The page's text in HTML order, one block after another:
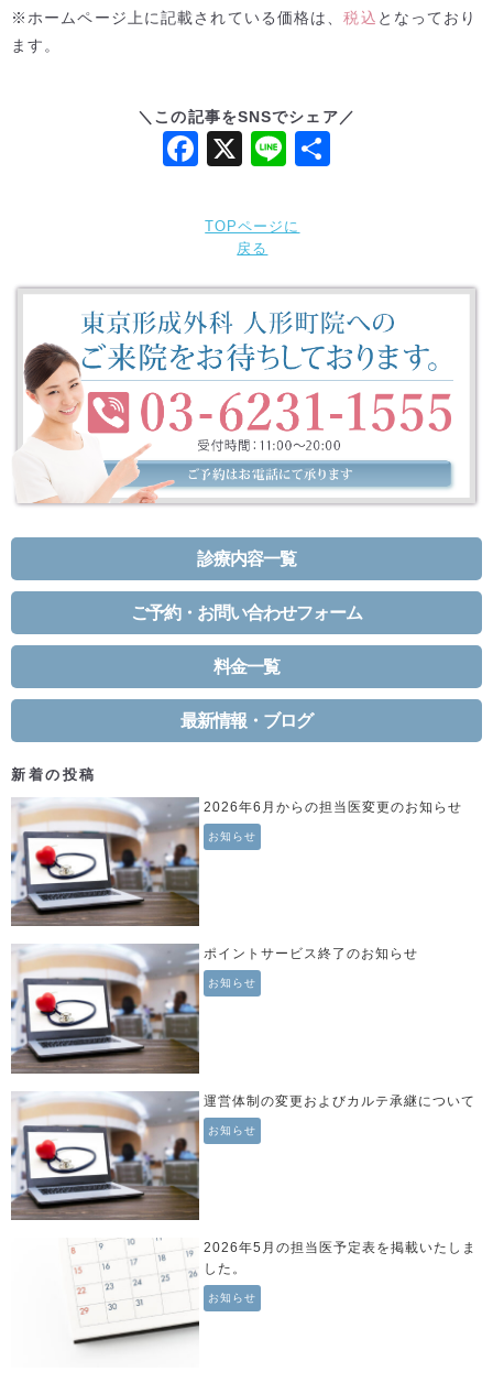
※ホームページ上に記載されている価格は、税込 となっており
ます。
＼この記事をSNSでシェア／
F
c
b
o
o
k
X
Li
e
TOPページに
戻る
診療内容一覧
ご予約・お問い合わせフォーム
料金一覧
最新情報・ブログ
新着の投稿
2026年6月からの担当医変更のお知らせ
お知らせ
ポイントサービス終了のお知らせ
お知らせ
運営体制の変更およびカルテ承継について
お知らせ
2026年5月の担当医予定表を掲載いたしま
した。
お知らせ